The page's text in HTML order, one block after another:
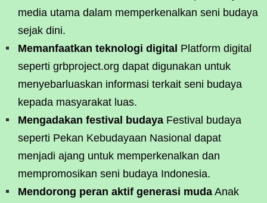
media utama dalam memperkenalkan seni budaya
sejak dini.
Memanfaatkan teknologi digital Platform digital
seperti grbproject.org dapat digunakan untuk
menyebarluaskan informasi terkait seni budaya
kepada masyarakat luas.
Mengadakan festival budaya Festival budaya
seperti Pekan Kebudayaan Nasional dapat
menjadi ajang untuk memperkenalkan dan
mempromosikan seni budaya Indonesia.
Mendorong peran aktif generasi muda Anak